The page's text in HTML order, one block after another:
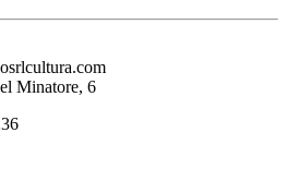
Minatore, 6